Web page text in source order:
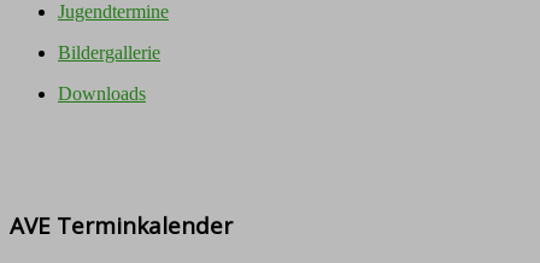
Jugendtermine
Bildergallerie
Downloads
AVE Terminkalender